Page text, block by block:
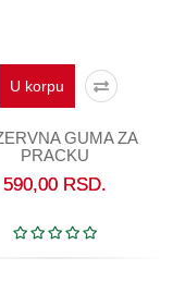
U korpu
GUMA ZA
PRACKU
590,00 RSD.